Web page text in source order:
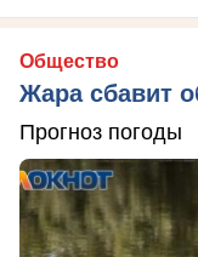
Общество
Жара сбавит
Прогноз погоды